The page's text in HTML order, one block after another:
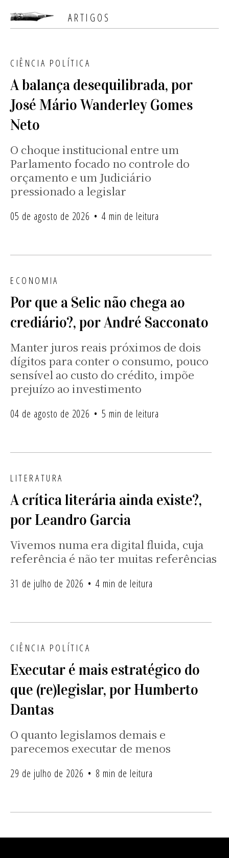
ARTIGOS
CIÊNCIA POLÍTICA
​A balança desequilibrada, por
José Mário Wanderley Gomes
Neto
O choque institucional entre um
Parlamento focado no controle do
orçamento e um Judiciário
pressionado a legislar
05 de agosto de 2026 4 min de leitura
ECONOMIA
Por que a Selic não chega ao
crediário?, por André Sacconato
Manter juros reais próximos de dois
dígitos para conter o consumo, pouco
sensível ao custo do crédito, impõe
prejuízo ao investimento
04 de agosto de 2026 5 min de leitura
LITERATURA
A crítica literária ainda existe?,
por Leandro Garcia
Vivemos numa era digital fluida, cuja
referência é não ter muitas referências
31 de julho de 2026 4 min de leitura
CIÊNCIA POLÍTICA
Executar é mais estratégico do
que (re)legislar, por Humberto
Dantas
O quanto legislamos demais e
parecemos executar de menos
29 de julho de 2026 8 min de leitura